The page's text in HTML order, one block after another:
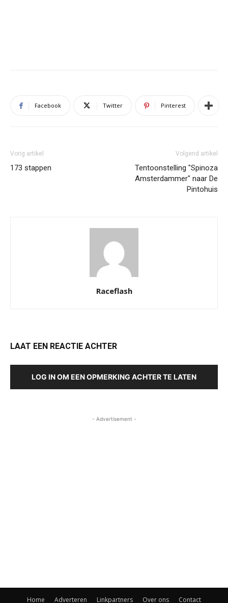
Facebook Twitter Pinterest
Vorig artikel
173 stappen
Volgend artikel
Tentoonstelling "Spinoza
Amsterdammer" naar De
Pintohuis
Raceflash
LAAT EEN REACTIE ACHTER
LOG IN OM EEN OPMERKING ACHTER TE LATEN
- Advertisement -
Home Adverteren Linkpartners Over ons Contact